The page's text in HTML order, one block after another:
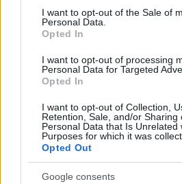
consent section.
I want to opt-out of the Sale of
Personal Data.
Opted In
I want to opt-out of processing
Personal Data for Targeted
Opted In
I want to opt-out of Collection,
Retention, Sale, and/or Sharing
Personal Data that Is Unrelated
Purposes for which it was
Opted Out
Google consents
Nekiindultam tehát a 4-ik
Balatonfüredről kellett
ráadásul futó mozdulatokkal.
nagyon nehezen ment.
az euforikus érzés fogott el,
ha arra járok, hanem a
feledkezett meg rólam, hanem
futótársat, aki folyamatosan
lelket. Rácz Robit a triatlon
iszonyú gyors csávó, de most
elrobogott volna, futott végig